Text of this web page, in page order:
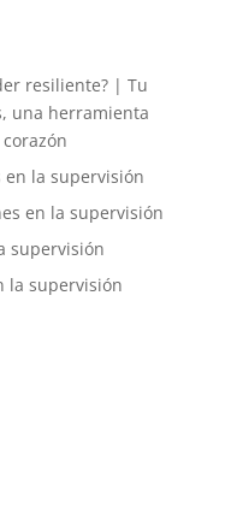
resiliente? | Tu
una herramienta
en la supervisión
en la supervisión
supervisión
la supervisión